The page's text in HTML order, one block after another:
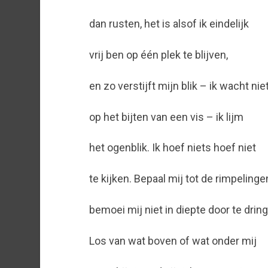
dan rusten, het is alsof ik eindelijk
vrij ben op één plek te blijven,
en zo verstijft mijn blik – ik wacht
op het bijten van een vis – ik lijm
het ogenblik. Ik hoef niets hoef niet
te kijken. Bepaal mij tot de
bemoei mij niet in diepte door te
Los van wat boven of wat onder mij